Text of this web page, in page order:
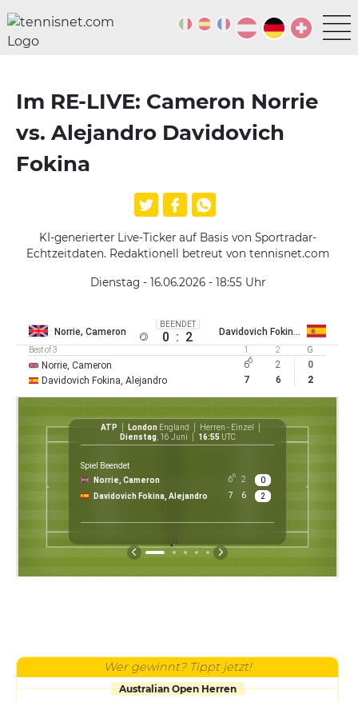
Im RE-LIVE: Cameron Norrie
vs. Alejandro Davidovich
Fokina
KI-generierter Live-Ticker auf Basis von Sportradar-
Echtzeitdaten. Redaktionell betreut von tennisnet.com
Dienstag - 16.06.2026 - 18:55 Uhr
Norrie, Cameron
BEENDET
0 : 2 Davidovich Fokina, Alejandro
Best of 3 1 2 G
Norrie, Cameron 66 2
0
Davidovich Fokina, Alejandro
7 6 2
ATP London England
Herren - Einzel
Dienstag, 16 Juni 16:55 UTC
Spiel Beendet
Norrie, Cameron
66 2
0
Davidovich Fokina, Alejandro
7 6 2
Wer gewinnt? Tippt jetzt!
Australian Open Herren